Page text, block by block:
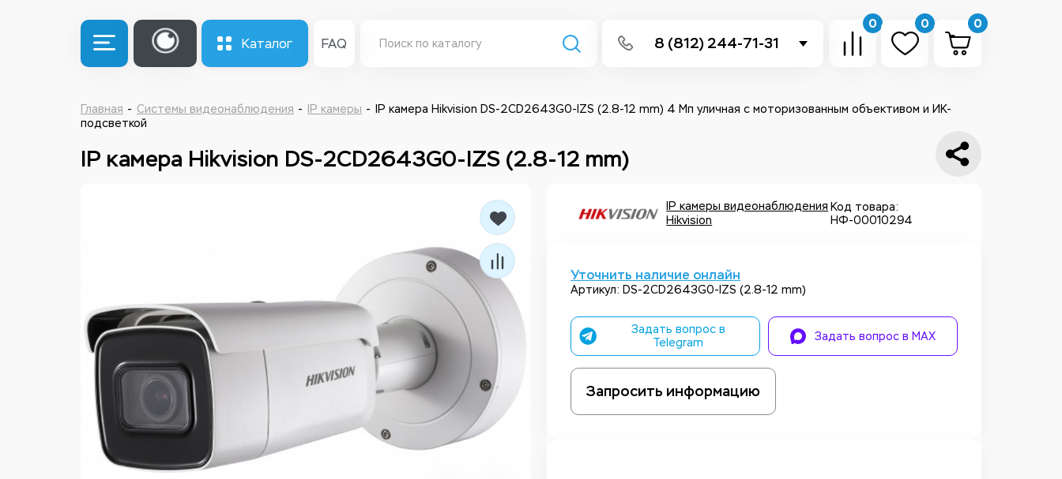
Каталог FAQ 8 (812) 244-71-31
Написать в Telegram
0 0 0
Главная Системы видеонаблюдения IP камеры
IP камера Hikvision DS-2CD2643G0-IZS (2.8-12 mm) 4 Мп уличная с моторизованным объективом и ИК-
подсветкой
IP камера Hikvision DS-2CD2643G0-IZS (2.8-12 mm)
IP камеры видеонаблюдения
Hikvision
Код товара:
НФ-00010294
Уточнить наличие онлайн
Артикул: DS-2CD2643G0-IZS (2.8-12 mm)
Задать вопрос в
Telegram
Задать вопрос в MAX
Запросить информацию